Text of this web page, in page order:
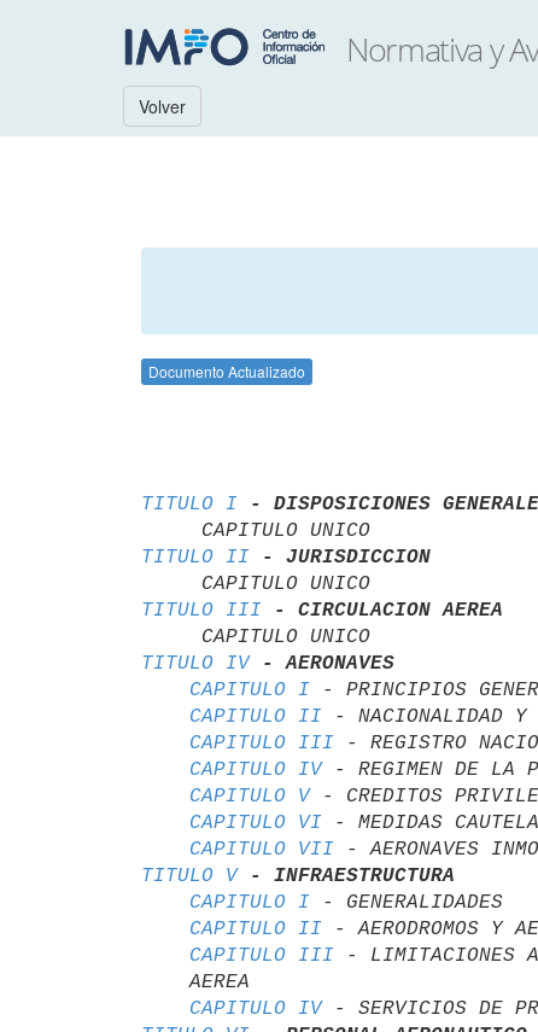
Volver
Documento Actualizado
TITULO I
- DISPOSICIONES
TITULO II
- JURISDICCION
TITULO III
- CIRCULACION AEREA
TITULO IV
- AERONAVES
CAPITULO I - PRINCIPIOS
CAPITULO II - NACIONALIDAD Y
CAPITULO III - REGISTRO
CAPITULO IV - REGIMEN DE LA
CAPITULO V - CREDITOS
CAPITULO VI - MEDIDAS
CAPITULO VII
TITULO V
- INFRAESTRUCTURA
CAPITULO I - GENERALIDADES
CAPITULO II - AERODROMOS Y
CAPITULO III - LIMITACIONES
    AEREA
CAPITULO IV